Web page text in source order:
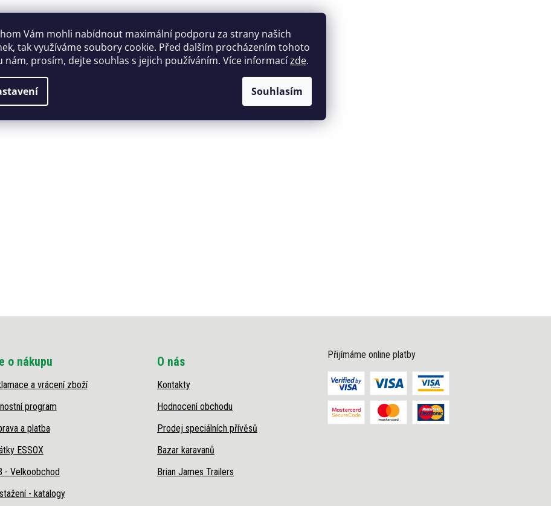
Vám mohli nabídnout maximální podporu za strany našich
tak využíváme soubory cookie. Před dalším procházením tohoto
nám, prosím, dejte souhlas s jejich používáním. Více informacízde.
Souhlasím
o nákupu
a vrácení zboží
program
a platba
ESSOX
- Velkoobchod
- katalogy
O nás
Kontakty
Hodnocení obchodu
Prodej speciálních přívěsů
Bazar karavanů
Brian James Trailers
Přijímáme online platby